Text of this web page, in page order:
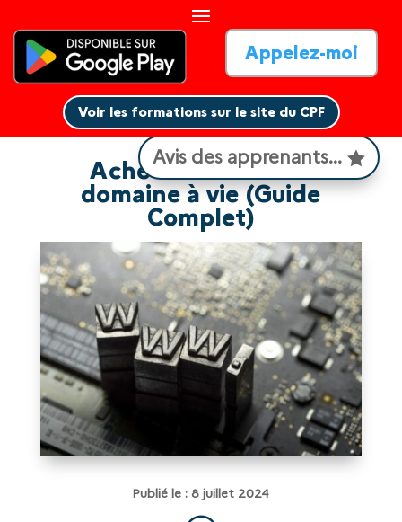
Avis des apprenants...
Appelez-moi
Voir les formations sur le site du CPF
Voir les formations sur le site du CPF
Acheter un nom de
domaine à vie (Guide
Complet)
Publié le : 8 juillet 2024